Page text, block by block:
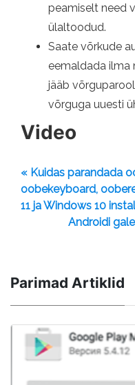
peamiselt need
ülaltoodud.
Saate võrkude
eemaldada ilma
jääb
võrguga uuesti
Video
« Kuidas parandada
oobekeyboard,
11 ja Windows 10
Androidi
Parimad Artiklid